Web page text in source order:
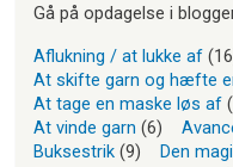
Gå på opdagelse i
Aflukning / at lukke af
At skifte garn og hæfte
At tage en maske løs af
At vinde garn (6)
Buksestrik (9) Den